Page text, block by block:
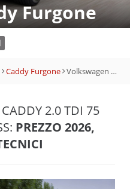
Furgone
Caddy Furgone Volkswagen Caddy 2.0 TDI 75 CV Furgone Business
2.0 TDI 75
PREZZO 2026,